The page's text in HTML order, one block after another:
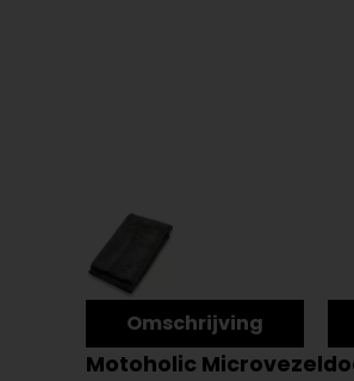
Omschrijving
Motoholic